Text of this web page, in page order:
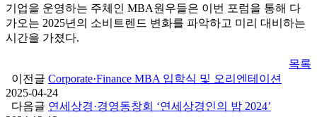
기업을 운영하는 주체인 MBA원우들은 이번 포럼을 통해 다
가오는 2025년의 소비트렌드 변화를 파악하고 미리 대비하는
시간을 가졌다.
목록
이전글 Corporate·Finance MBA 입학식 및 오리엔테이션
2025-04-24
다음글 연세상경·경영동창회 ‘연세상경인의 밤 2024’